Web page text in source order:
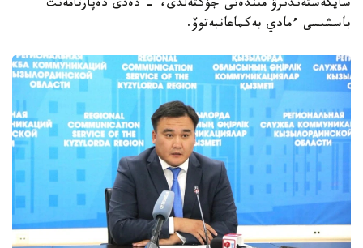
سايكەستەندىرۋ مىندەتى جۇكتەلدى، - دەدى دەپارتامەنت
باسشىسى ءمادي بەكماعانبەتوۆ.